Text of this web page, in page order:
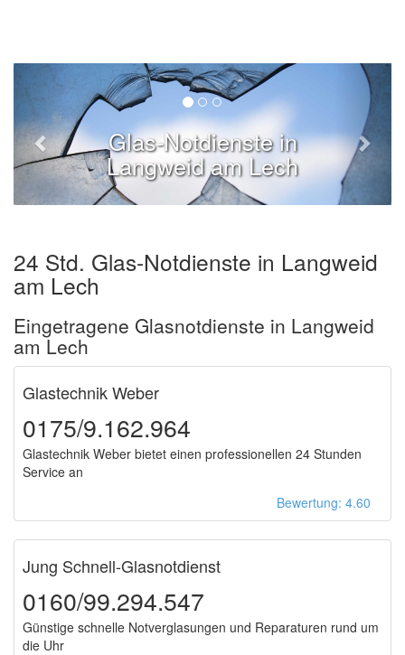
Glas-Notdienste in
Langweid am Lech
24 Std. Glas-Notdienste in Langweid
am Lech
Eingetragene Glasnotdienste in Langweid
am Lech
Glastechnik Weber
0175/9.162.964
Glastechnik Weber bietet einen professionellen 24 Stunden
Service an
Bewertung: 4.60
Jung Schnell-Glasnotdienst
0160/99.294.547
Günstige schnelle Notverglasungen und Reparaturen rund um
die Uhr